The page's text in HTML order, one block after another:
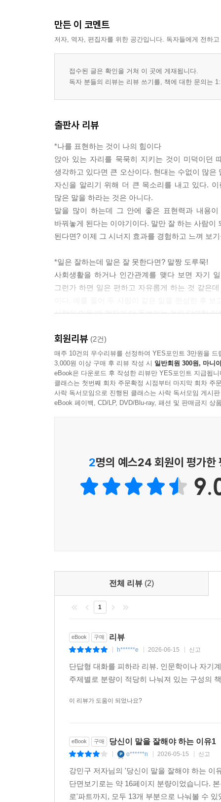
만든 이 코멘트
저자, 역자, 편집자를 위한 공간입니다. 독자들에게 전하
접수된 글은 확인을 거쳐 이 곳에 게재됩니다.
독자 분들의 리뷰는 리뷰 쓰기를, 책에 대한 문의는
출판사 리뷰
*나를 표현하는 것이 나의 힘이다
앉아 있는 자리를 묵묵히 지키는 것이 미덕이던
생각하고 있다면 큰 오산이다. 현대는 수없이 많
자신을 알리기 위해 더 큰 목소리를 내고 있다.
많은 말을 하라는 것은 아니다.
말을 많이 하는데 그 안에 좋은 표현력과 내용
바꿔놓게 된다는 이야기이다. 말만 잘 하는 사람
된다면? 이제 그 시너지 효과를 경험하고 느껴 보
*일은 잘하는데 말은 잘 못한다면? 말짱 도루묵!
사회생활을 하거나 인간관계를 맺다 보면 자기
그런가 하면 일은 편하고 자유롭게 하는 것 같은
사람이 있을 때 전자가 더 돋보이는 것은 당연한 이
인격은 하루아침에 바꿀 수 없는 것이라해도 표현
*좋은 인간관계의 핵심은 좋은 대화
많은 사람들이 인간관계를 잘 만들어가는 것에
당황하고 혼란스러워하는 사람들이 생각보다
견디겠다’고 말한다. 왜 이렇게 사람들은 좋은
회원리뷰 (2건)
매주 10건의 우수리뷰를 선정하여 YES포인트 3만원을 드
3,000원 이상 구매 후 리뷰 작성 시 일반회원 300원, 마니
eBook은 다운로드 후 작성한 리뷰만 YES포인트 지급됩니
클래스는 첫번째 회차 주문확정 시점부터 마지막 회차 주
사락 독서모임으로 진행된 클래스는 사락 독서모임 게시
eBook 페이백, CD/LP, DVD/Blu-ray, 패션 및 판매금지 상
2명의 예스24 회원이 평가한
전체 리뷰 (2)
1
eBook 구매 리뷰
h******e 2026-06-15 신고
단답형 대화를 피하라 리뷰. 인문학이나 자기
주제별로 분량이 적당히 나눠져 있는 구성의
이 리뷰가 도움이 되었나요?
eBook 구매 당신이 말을 잘해야 하는 이유1
o******n 2026-05-15 신고
강민구 저자님의 '당신이 말을 잘해야 하는 이
단면보기로는 약 16페이지 분량이었습니다.
로'파트까지, 모두 13개 부분으로 나눠볼 수